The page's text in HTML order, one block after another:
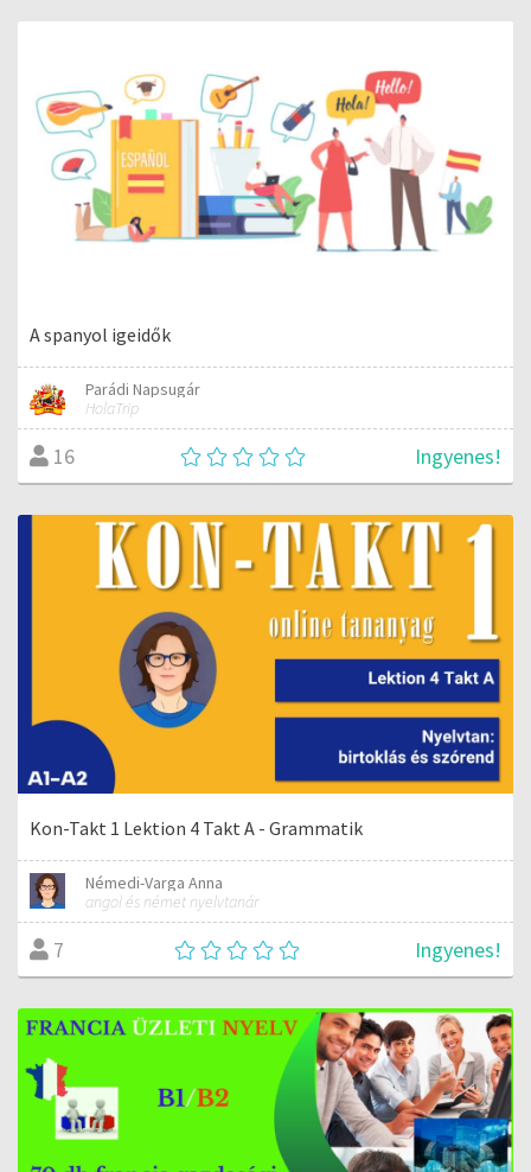
A spanyol igeidők
Parádi Napsugár
HolaTrip
16 Ingyenes!
Kon-Takt 1 Lektion 4 Takt A - Grammatik
Némedi-Varga Anna
angol és német nyelvtanár
7 Ingyenes!